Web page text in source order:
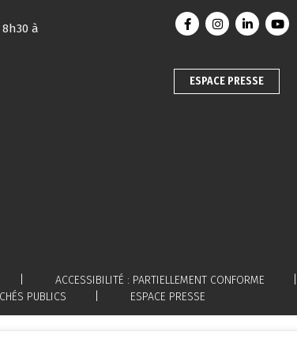
à
Lien vers le compte
Lien vers le
Lien vers
ESPACE PRESSE
ACCESSIBILITÉ : PARTIELLEMENT CONFORME
PUBLICS ESPACE PRESSE